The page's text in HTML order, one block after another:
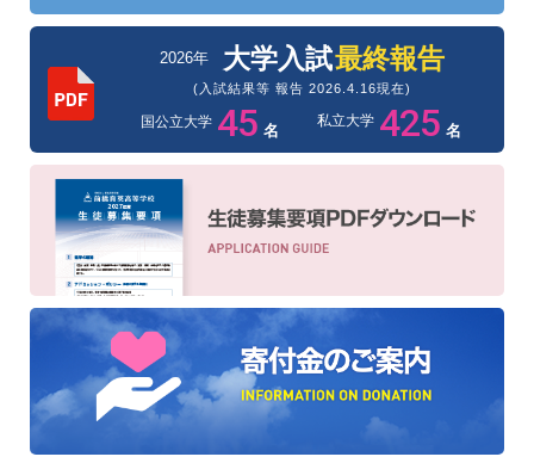
2026年 大学入試最終報告
(入試結果等 報告 2026.4.16現在)
国公立大学 45 名
私立大学 425 名